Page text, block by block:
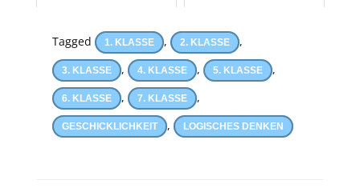
Tagged 1. KLASSE , 2. KLASSE ,
3. KLASSE , 4. KLASSE , 5. KLASSE ,
6. KLASSE , 7. KLASSE ,
GESCHICKLICHKEIT , LOGISCHES DENKEN